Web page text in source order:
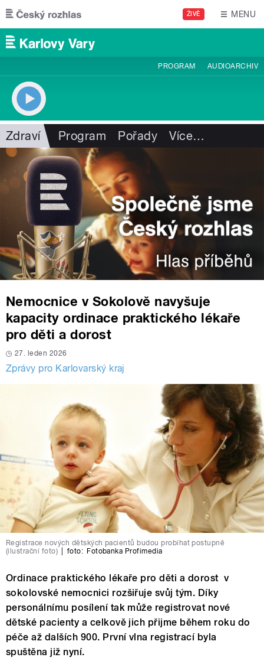
Přejít k hlavnímu obsahu
ŽIVĚ MENU
PROGRAM AUDIOARCHIV
Zdraví Program Pořady Více…
Nemocnice v Sokolově navyšuje
kapacity ordinace praktického lékaře
pro děti a dorost
27. leden 2026
Zprávy pro Karlovarský kraj
Registrace nových dětských pacientů budou probíhat postupně
(ilustrační foto)
foto: Fotobanka Profimedia
Ordinace praktického lékaře pro děti a dorost v
sokolovské nemocnici rozšiřuje svůj tým. Díky
personálnímu posílení tak může registrovat nové
dětské pacienty a celkově jich přijme během roku do
péče až dalších 900. První vlna registrací byla
spuštěna již nyní.